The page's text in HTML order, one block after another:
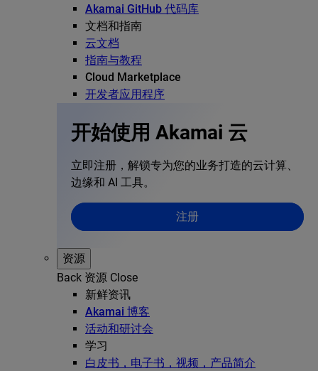
Akamai GitHub 代码库
文档和指南
云文档
指南与教程
Cloud Marketplace
开发者应用程序
开始使用 Akamai 云
立即注册，解锁专为您的业务打造的云计算、
边缘和 AI 工具。
注册
资源
Back 资源 Close
新鲜资讯
Akamai 博客
活动和研讨会
学习
白皮书，电子书，视频，产品简介